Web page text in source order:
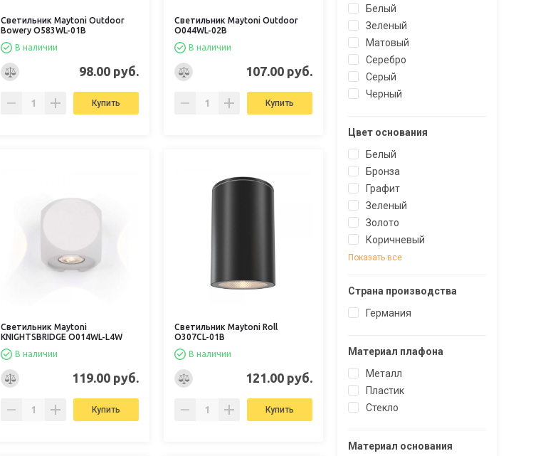
Светильник Maytoni Outdoor
Bowery O583WL-01B
В наличии
98.00 руб.
Купить
Светильник Maytoni Outdoor
O044WL-02B
В наличии
107.00 руб.
Купить
Светильник Maytoni
KNIGHTSBRIDGE O014WL-L4W
В наличии
119.00 руб.
Купить
Светильник Maytoni Roll
O307CL-01B
В наличии
121.00 руб.
Купить
Белый
Зеленый
Матовый
Серебро
Серый
Черный
Цвет основания
Белый
Бронза
Графит
Зеленый
Золото
Коричневый
Показать все
Страна производства
Германия
Материал плафона
Металл
Пластик
Стекло
Материал основания